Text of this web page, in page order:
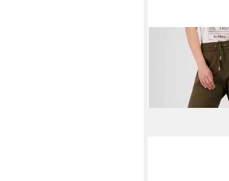
Jogger
Reißverschlusstasche
UVP79,99 €